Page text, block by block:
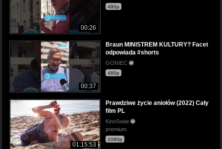
00:26
480p
00:37
Braun MINISTREM KULTURY? Facet
odpowiada #shorts
GONIEC
480p
01:15:53
Prawdziwe życie aniołów (2022) Cały
film PL
KinoSwiat
premium
1080p